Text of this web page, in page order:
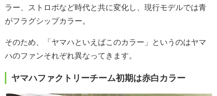
ラー、ストロボなど時代と共に変化し、現行モデルでは青
がフラグシップカラー。
そのため、「ヤマハといえばこのカラー」というのはヤマ
ハのファンそれぞれ異なってきます。
ヤマハファクトリーチーム初期は赤白カラー